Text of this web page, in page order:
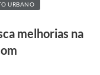
URBANO
melhorias na